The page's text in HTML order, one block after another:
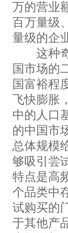
万的营业
百万量级
量级的企
这种奇
国市场的
国富裕程
飞快膨胀
中的人口
的中国市
总体规模
够吸引尝
特点是高
个品类中
试购买的
于其他产